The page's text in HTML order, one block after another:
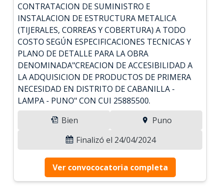
CONTRATACION DE SUMINISTRO E
INSTALACION DE ESTRUCTURA METALICA
(TIJERALES, CORREAS Y COBERTURA) A TODO
COSTO SEGÚN ESPECIFICACIONES TECNICAS Y
PLANO DE DETALLE PARA LA OBRA
DENOMINADA"CREACION DE ACCESIBILIDAD A
LA ADQUISICION DE PRODUCTOS DE PRIMERA
NECESIDAD EN DISTRITO DE CABANILLA -
LAMPA - PUNO" CON CUI 25885500.
Bien
Puno
Finalizó el 24/04/2024
Ver convococatoria completa